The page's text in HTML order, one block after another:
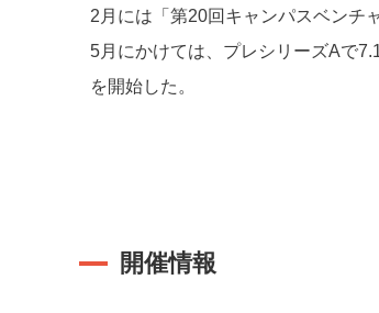
2月には「第20回キャンパスベンチ
5月にかけては、プレシリーズAで
を開始した。
開催情報